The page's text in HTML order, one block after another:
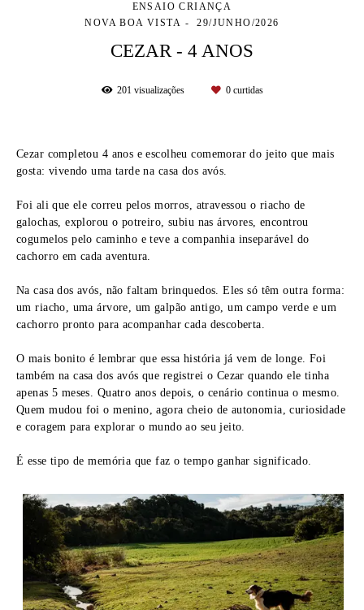
ENSAIO CRIANÇA
NOVA BOA VISTA
29/JUNHO/2026
CEZAR - 4 ANOS
201visualizações 0curtidas
Cezar completou 4 anos e escolheu comemorar do jeito que mais
gosta: vivendo uma tarde na casa dos avós.
Foi ali que ele correu pelos morros, atravessou o riacho de
galochas, explorou o potreiro, subiu nas árvores, encontrou
cogumelos pelo caminho e teve a companhia inseparável do
cachorro em cada aventura.
Na casa dos avós, não faltam brinquedos. Eles só têm outra forma:
um riacho, uma árvore, um galpão antigo, um campo verde e um
cachorro pronto para acompanhar cada descoberta.
O mais bonito é lembrar que essa história já vem de longe. Foi
também na casa dos avós que registrei o Cezar quando ele tinha
apenas 5 meses. Quatro anos depois, o cenário continua o mesmo.
Quem mudou foi o menino, agora cheio de autonomia, curiosidade
e coragem para explorar o mundo ao seu jeito.
É esse tipo de memória que faz o tempo ganhar significado.